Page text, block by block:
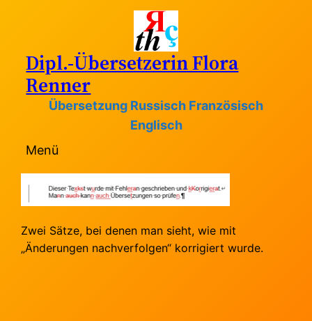
Dipl.-Übersetzerin Flora
Renner
Übersetzung Russisch Französisch
Englisch
Menü
Zwei Sätze, bei denen man sieht, wie mit
„Änderungen nachverfolgen“ korrigiert wurde.